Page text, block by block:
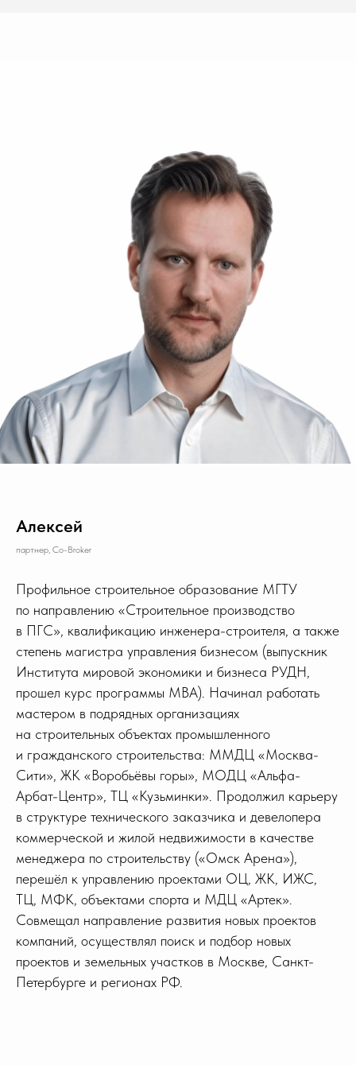
Алексей
партнер, Co-Broker
Профильное строительное образование МГТУ
по направлению «Строительное производство
в ПГС», квалификацию инженера-строителя, а также
степень магистра управления бизнесом (выпускник
Института мировой экономики и бизнеса РУДН,
прошел курс программы MBA). Начинал работать
мастером в подрядных организациях
на строительных объектах промышленного
и гражданского строительства: ММДЦ «Москва-
Сити», ЖК «Воробьёвы горы», МОДЦ «Альфа-
Арбат-Центр», ТЦ «Кузьминки». Продолжил карьеру
в структуре технического заказчика и девелопера
коммерческой и жилой недвижимости в качестве
менеджера по строительству («Омск Арена»),
перешёл к управлению проектами ОЦ, ЖК, ИЖС,
ТЦ, МФК, объектами спорта и МДЦ «Артек».
Совмещал направление развития новых проектов
компаний, осуществлял поиск и подбор новых
проектов и земельных участков в Москве, Санкт-
Петербурге и регионах РФ.